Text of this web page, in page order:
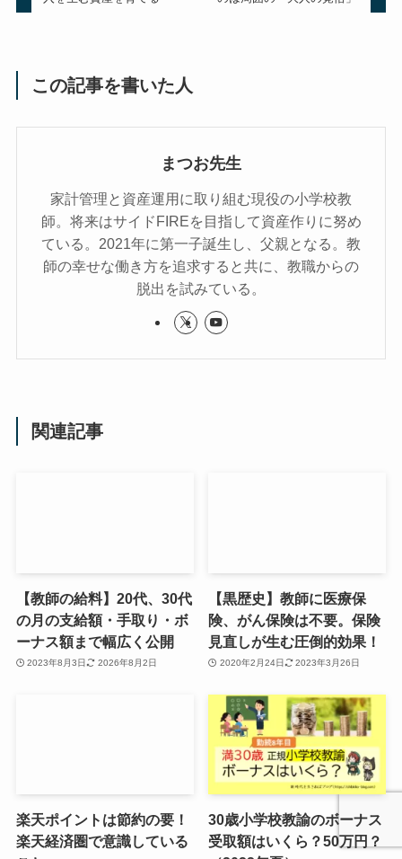
この記事を書いた人
まつお先生
家計管理と資産運用に取り組む現役の小学校教
師。将来はサイドFIREを目指して資産作りに努め
ている。2021年に第一子誕生し、父親となる。教
師の幸せな働き方を追求すると共に、教職からの
脱出を試みている。
関連記事
【教師の給料】20代、30代
の月の支給額・手取り・ボ
ーナス額まで幅広く公開
2023年8月3日 2026年8月2日
【黒歴史】教師に医療保
険、がん保険は不要。保険
見直しが生む圧倒的効果！
2020年2月24日 2023年3月26日
楽天ポイントは節約の要！
楽天経済圏で意識している
30歳小学校教諭のボーナス
受取額はいくら？50万円？